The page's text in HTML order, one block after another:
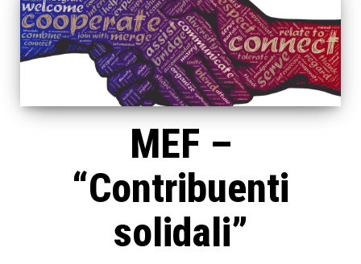
MEF –
“Contribuenti
solidali”